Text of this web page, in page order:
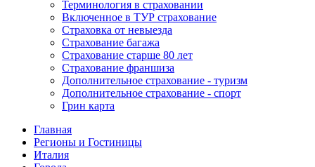
Терминология в страховании
Включенное в ТУР страхование
Страховка от невыезда
Страхование багажа
Страхование старше 80 лет
Страхование франшиза
Дополнительное страхование - туризм
Дополнительное страхование - спорт
Грин карта
Главная
Регионы и Гостиницы
Италия